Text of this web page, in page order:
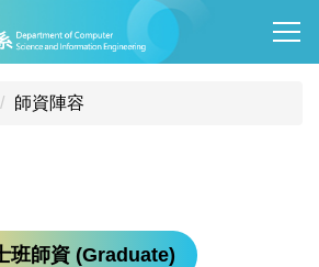
師資陣容
班師資 (Graduate)